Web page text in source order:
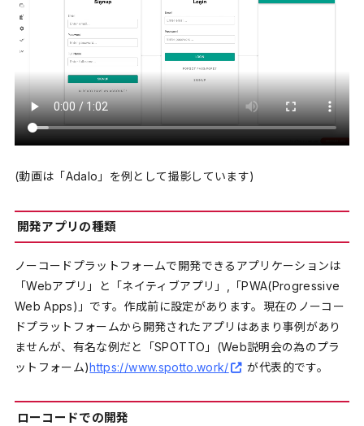
(動画は「Adalo」を例として撮影しています)
開発アプリの種類
ノーコードプラットフォームで開発できるアプリケーションは
「Webアプリ」と「ネイティブアプリ」,「PWA(Progressive
Web Apps)」です。作成前に設定があります。現在のノーコー
ドプラットフォームから開発されたアプリはあまり事例があり
ませんが、有名な例だと「SPOTTO」(Web説明会の為のプラ
ットフォーム)https://www.spotto.work/ が代表的です。
ローコードでの開発